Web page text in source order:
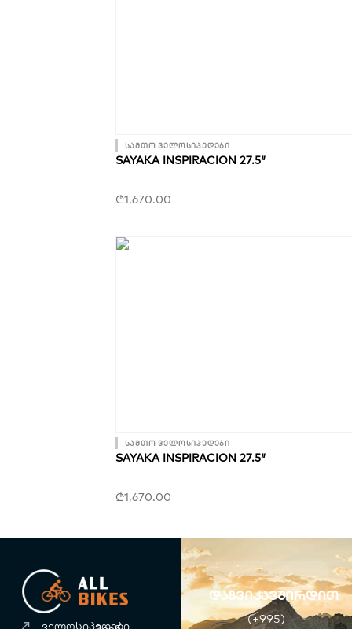
სამთო ველოსიპედები
SAYAKA INSPIRACION 27.5″
₾1,670.00
სამთო ველოსიპედები
SAYAKA INSPIRACION 27.5″
₾1,670.00
დაგვიკავშირდით
(+995)